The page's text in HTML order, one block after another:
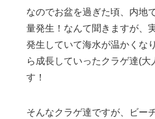
なのでお盆を過ぎた頃、内地
量発生！なんて聞きますが、
発生していて海水が温かくな
ら成長していったクラゲ達(大
す！
そんなクラゲ達ですが、ビー